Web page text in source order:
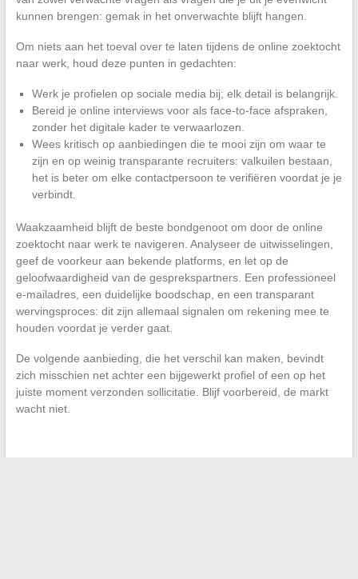
kunnen brengen: gemak in het onverwachte blijft hangen.
Om niets aan het toeval over te laten tijdens de online zoektocht
naar werk, houd deze punten in gedachten:
Werk je profielen op sociale media bij; elk detail is belangrijk.
Bereid je online interviews voor als face-to-face afspraken,
zonder het digitale kader te verwaarlozen.
Wees kritisch op aanbiedingen die te mooi zijn om waar te
zijn en op weinig transparante recruiters: valkuilen bestaan,
het is beter om elke contactpersoon te verifiëren voordat je je
verbindt.
Waakzaamheid blijft de beste bondgenoot om door de online
zoektocht naar werk te navigeren. Analyseer de uitwisselingen,
geef de voorkeur aan bekende platforms, en let op de
geloofwaardigheid van de gesprekspartners. Een professioneel
e-mailadres, een duidelijke boodschap, en een transparant
wervingsproces: dit zijn allemaal signalen om rekening mee te
houden voordat je verder gaat.
De volgende aanbieding, die het verschil kan maken, bevindt
zich misschien net achter een bijgewerkt profiel of een op het
juiste moment verzonden sollicitatie. Blijf voorbereid, de markt
wacht niet.